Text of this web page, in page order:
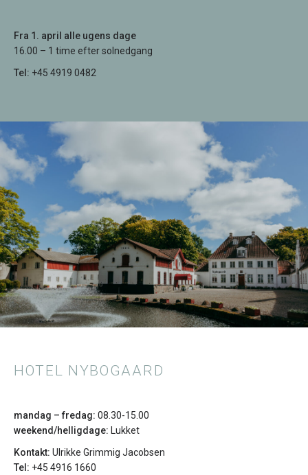
Fra 1. april alle ugens dage
16.00 – 1 time efter solnedgang
Tel: +45 4919 0482
HOTEL NYBOGAARD
mandag – fredag: 08.30-15.00
weekend/helligdage: Lukket
Kontakt: Ulrikke Grimmig Jacobsen
Tel: +45 4916 1660